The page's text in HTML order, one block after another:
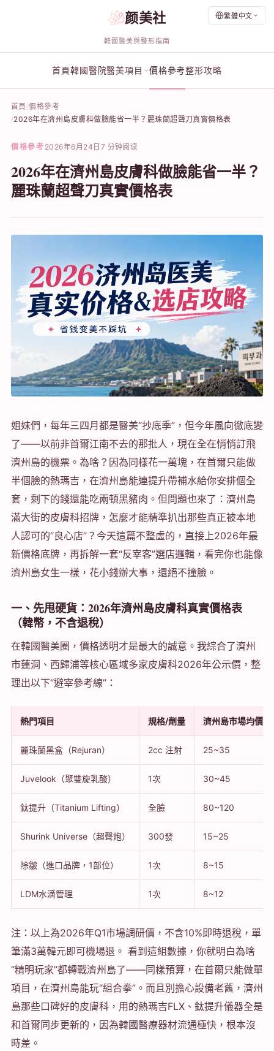
繁體中文
颜美社
韓國醫美與整形指南
首頁韓國醫院醫美項目 價格參考整形攻略
首頁 價格參考
2026年在濟州島皮膚科做臉能省一半？麗珠蘭超聲刀真實價格表
價格參考 2026年6月24日 7 分钟阅读
2026年在濟州島皮膚科做臉能省一半？
麗珠蘭超聲刀真實價格表
姐妹們，每年三四月都是醫美“抄底季”，但今年風向徹底變
了——以前非首爾江南不去的那批人，現在全在悄悄訂飛
濟州島的機票。為啥？因為同樣花一萬塊，在首爾只能做
半個臉的熱瑪吉，在濟州島能連提升帶補水給你安排個全
套，剩下的錢還能吃兩頓黑豬肉。但問題也來了：濟州島
滿大街的皮膚科招牌，怎麼才能精準扒出那些真正被本地
人認可的“良心店”？今天這篇不整虛的，直接上2026年最
新價格底牌，再拆解一套“反宰客”選店邏輯，看完你也能像
濟州島女生一樣，花小錢辦大事，還絕不撞臉。
一、先甩硬貨：2026年濟州島皮膚科真實價格表
（韓幣，不含退稅）
在韓國醫美圈，價格透明才是最大的誠意。我綜合了濟州
市蓮洞、西歸浦等核心區域多家皮膚科2026年公示價，整
理出以下“避宰參考線”：
熱門項目 規格/劑量 濟州島市場均價（
麗珠蘭黑盒（Rejuran） 2cc 注射 25~35
Juvelook（聚雙旋乳酸） 1次 30~45
鈦提升（Titanium Lifting） 全臉 80~120
Shurink Universe（超聲炮） 300發 15~25
除皺（進口品牌，1部位） 1次 8~15
LDM水滴管理 1次 8~12
注：以上為2026年Q1市場調研價，不含10%即時退稅，單
筆滿3萬韓元即可機場退。 看到這組數據，你就明白為啥
“精明玩家”都轉戰濟州島了——同樣預算，在首爾只能做單
項目，在濟州島能玩“組合拳”。而且別擔心設備老舊，濟州
島那些口碑好的皮膚科，用的熱瑪吉FLX、鈦提升儀器全是
和首爾同步更新的，因為韓國醫療器材流通極快，根本沒
時差。